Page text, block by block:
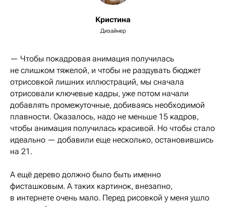
Кристина
Дизайнер
— Чтобы покадровая анимация получилась
не слишком тяжелой, и чтобы не раздувать бюджет
отрисовкой лишних иллюстраций, мы сначала
отрисовали ключевые кадры, уже потом начали
добавлять промежуточные, добиваясь необходимой
плавности. Оказалось, надо не меньше 15 кадров,
чтобы анимация получилась красивой. Но чтобы стало
идеально — добавили еще несколько, остановившись
на 21.
А ещё дерево должно было быть именно
фисташковым. А таких картинок, внезапно,
в интернете очень мало. Перед рисовкой у меня ушло